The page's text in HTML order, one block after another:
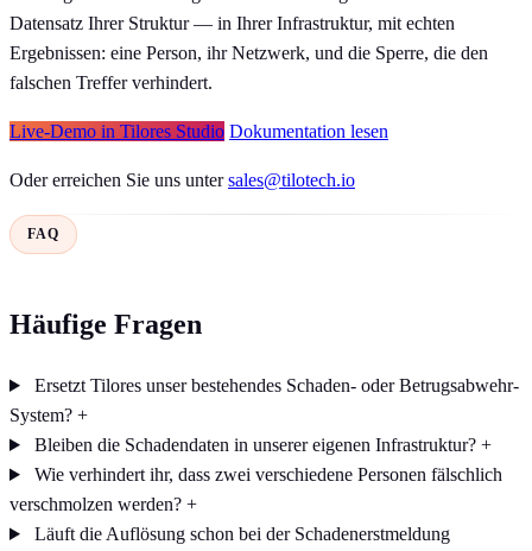
Datensatz Ihrer Struktur — in Ihrer Infrastruktur, mit echten
Ergebnissen: eine Person, ihr Netzwerk, und die Sperre, die den
falschen Treffer verhindert.
Live-Demo in Tilores Studio Dokumentation lesen
Oder erreichen Sie uns untersales@tilotech.io
FAQ
Häufige Fragen
Ersetzt Tilores unser bestehendes Schaden- oder Betrugsabwehr-
System? +
Bleiben die Schadendaten in unserer eigenen Infrastruktur? +
Wie verhindert ihr, dass zwei verschiedene Personen fälschlich
verschmolzen werden? +
Läuft die Auflösung schon bei der Schadenerstmeldung